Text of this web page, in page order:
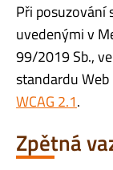
Při posuzování
uvedenými v
99/2019 Sb.,
standardu
WCAG 2.1.
Zpětná